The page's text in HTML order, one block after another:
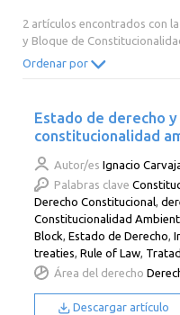
2 artículos encontrados con
y Bloque de
Ordenar por
Estado de derecho
constitucionalidad
Autor/es Ignacio
Palabras clave
Derecho Constitucional,
Constitucionalidad
Block,Estado de Derecho,
treaties,Rule of Law,
Área del derecho
Descargar artículo